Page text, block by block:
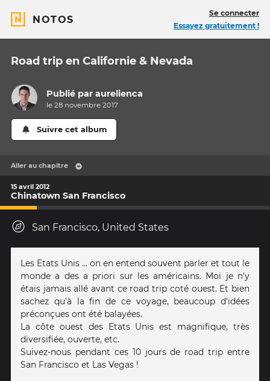
NOTOS
Se connecter
Essayez gratuitement !
Road trip en Californie & Nevada
Publié paraurelienca
le 28 novembre 2017
Suivre cet album
Aller au chapitre
15 avril 2012
Chinatown San Francisco
San Francisco, United States
Les Etats Unis ... on en entend souvent parler et tout le
monde a des a priori sur les américains. Moi je n'y
étais jamais allé avant ce road trip coté ouest. Et bien
sachez qu'à la fin de ce voyage, beaucoup d'idées
préconçues ont été balayées.
La côte ouest des Etats Unis est magnifique, très
diversifiée, ouverte, etc.
Suivez-nous pendant ces 10 jours de road trip entre
San Francisco et Las Vegas !